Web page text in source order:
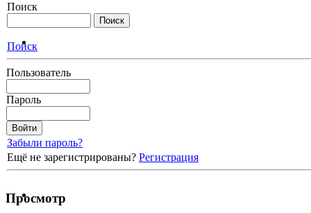
Поиск
Поиск
Пользователь
Пароль
Забыли пароль?
Ещё не зарегистрированы? Регистрация
Просмотр